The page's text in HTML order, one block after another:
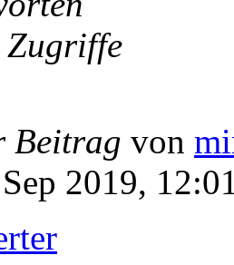
Zugriffe
Beitrag von
2019,